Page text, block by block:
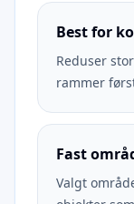
Best for
Reduser
rammer
Fast
Valgt